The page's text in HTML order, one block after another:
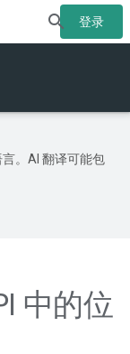
登录
。AI 翻译可能包
中的位